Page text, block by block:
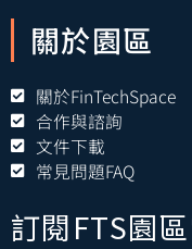
關於園區
關於FinTechSpace
合作與諮詢
文件下載
常見問題FAQ
訂閱FTS園